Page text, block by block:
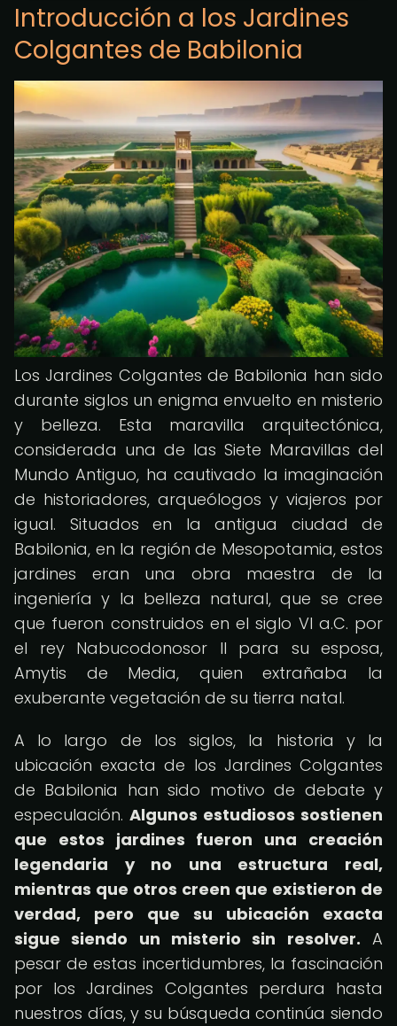
Introducción a los Jardines
Colgantes de Babilonia
Los Jardines Colgantes de Babilonia han sido
durante siglos un enigma envuelto en misterio
y belleza. Esta maravilla arquitectónica,
considerada una de las Siete Maravillas del
Mundo Antiguo, ha cautivado la imaginación
de historiadores, arqueólogos y viajeros por
igual. Situados en la antigua ciudad de
Babilonia, en la región de Mesopotamia, estos
jardines eran una obra maestra de la
ingeniería y la belleza natural, que se cree
que fueron construidos en el siglo VI a.C. por
el rey Nabucodonosor II para su esposa,
Amytis de Media, quien extrañaba la
exuberante vegetación de su tierra natal.
A lo largo de los siglos, la historia y la
ubicación exacta de los Jardines Colgantes
de Babilonia han sido motivo de debate y
especulación. Algunos estudiosos sostienen
que estos jardines fueron una creación
legendaria y no una estructura real,
mientras que otros creen que existieron de
verdad, pero que su ubicación exacta
sigue siendo un misterio sin resolver. A
pesar de estas incertidumbres, la fascinación
por los Jardines Colgantes perdura hasta
nuestros días, y su búsqueda continúa siendo